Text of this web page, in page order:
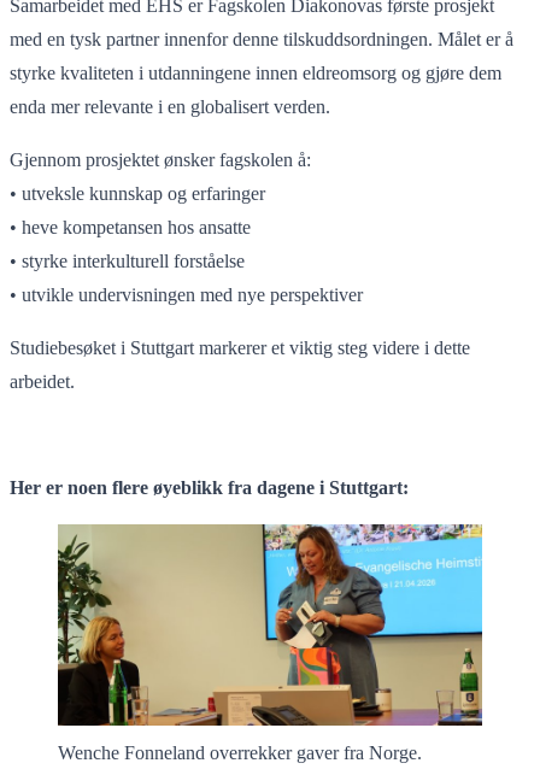
Samarbeidet med EHS er Fagskolen Diakonovas første prosjekt
med en tysk partner innenfor denne tilskuddsordningen. Målet er å
styrke kvaliteten i utdanningene innen eldreomsorg og gjøre dem
enda mer relevante i en globalisert verden.
Gjennom prosjektet ønsker fagskolen å:
• utveksle kunnskap og erfaringer
• heve kompetansen hos ansatte
• styrke interkulturell forståelse
• utvikle undervisningen med nye perspektiver
Studiebesøket i Stuttgart markerer et viktig steg videre i dette
arbeidet.
Her er noen flere øyeblikk fra dagene i Stuttgart:
Wenche Fonneland overrekker gaver fra Norge.